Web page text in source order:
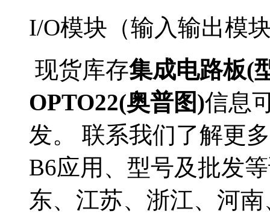
I/O模块（输入输出模
现货库存集成电路板(
OPTO22(奥普图)信息
发。 联系我们了解更
B6应用、型号及批发
东、江苏、浙江、河